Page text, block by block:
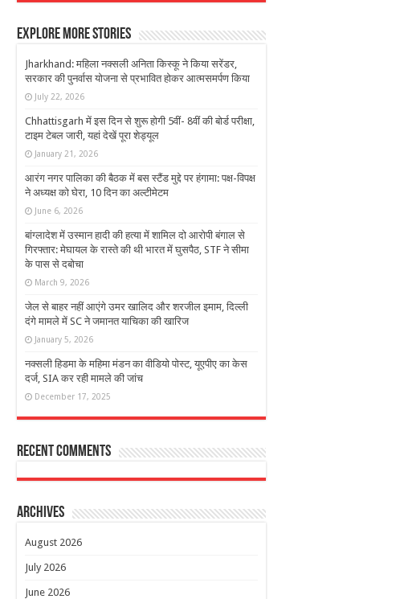
Explore More Stories
Jharkhand: महिला नक्सली अनिता किस्कू ने किया सरेंडर,
सरकार की पुनर्वास योजना से प्रभावित होकर आत्मसमर्पण किया
July 22, 2026
Chhattisgarh में इस दिन से शुरू होगी 5वीं- 8वीं की बोर्ड परीक्षा,
टाइम टेबल जारी, यहां देखें पूरा शेड्यूल
January 21, 2026
आरंग नगर पालिका की बैठक में बस स्टैंड मुद्दे पर हंगामा: पक्ष-विपक्ष
ने अध्यक्ष को घेरा, 10 दिन का अल्टीमेटम
June 6, 2026
बांग्लादेश में उस्मान हादी की हत्या में शामिल दो आरोपी बंगाल से
गिरफ्तार: मेघायल के रास्ते की थी भारत में घुसपैठ, STF ने सीमा
के पास से दबोचा
March 9, 2026
जेल से बाहर नहीं आएंगे उमर खालिद और शरजील इमाम, दिल्ली
दंगे मामले में SC ने जमानत याचिका की खारिज
January 5, 2026
नक्सली हिडमा के महिमा मंडन का वीडियो पोस्ट, यूएपीए का केस
दर्ज, SIA कर रही मामले की जांच
December 17, 2025
Recent Comments
Archives
August 2026
July 2026
June 2026